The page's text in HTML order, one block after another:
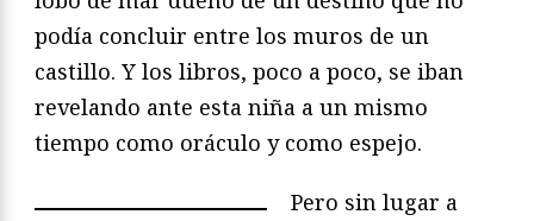
podía concluir entre los muros de un
castillo. Y los libros, poco a poco, se iban
revelando ante esta niña a un mismo
tiempo como oráculo y como espejo.
Pero sin lugar a